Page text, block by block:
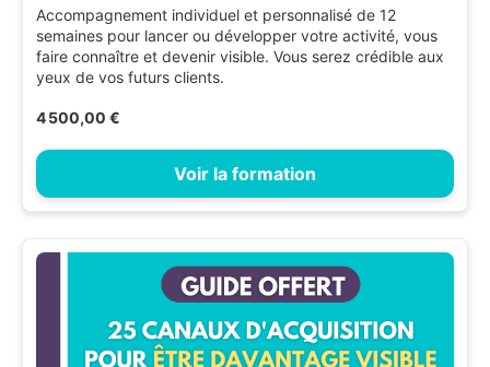
Accompagnement individuel et personnalisé de 12
semaines pour lancer ou développer votre activité, vous
faire connaître et devenir visible. Vous serez crédible aux
yeux de vos futurs clients.
4 500,00 €
Voir la formation